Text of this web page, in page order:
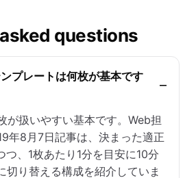
questions
プレートは何枚が基本です
が扱いやすい基本です。Web担
年8月7日記事は、決まった適正
つ、1枚あたり1分を目安に10分
切り替える構成を紹介していま